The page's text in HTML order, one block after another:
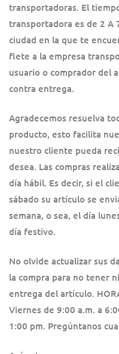
transportadoras. El
transportadora es de 2 A
ciudad en la que te
flete a la empresa
usuario o comprador del
contra entrega.
Agradecemos resuelva
producto, esto facilita
nuestro cliente pueda
desea. Las compras
día hábil. Es decir, si el
sábado su artículo se
semana, o sea, el día
día festivo.
No olvide actualizar sus
la compra para no tener
entrega del artículo.
Viernes de 9:00 a.m. a
1:00 pm. Pregúntanos